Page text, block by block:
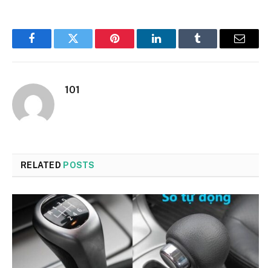
FacebookTwitter Pinterest LinkedInTumblr Email
101
RELATED POSTS